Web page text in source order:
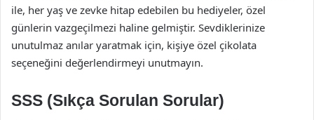
ile, her yaş ve zevke hitap edebilen bu hediyeler, özel
günlerin vazgeçilmezi haline gelmiştir. Sevdiklerinize
unutulmaz anılar yaratmak için, kişiye özel çikolata
seçeneğini değerlendirmeyi unutmayın.
SSS (Sıkça Sorulan Sorular)